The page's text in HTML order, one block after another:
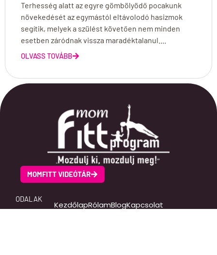
Terhesség alatt az egyre gömbölyödő pocakunk
növekedését az egymástól eltávolodó hasizmok
segítik, melyek a szülést követően nem minden
esetben záródnak vissza maradéktalanul....
OLVASS TOVÁBB
MOMFITT VIDEÓTÁR
ODALAK
KezdőlapRólamBlogKapcsolat